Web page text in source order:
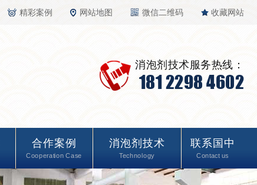
精彩案例 网站地图 微信二维码 收藏网站
消泡剂技术服务热线：
181 2298 4602
合作案例
Cooperation Case
消泡剂技术
Technology
联系国中
Contact us